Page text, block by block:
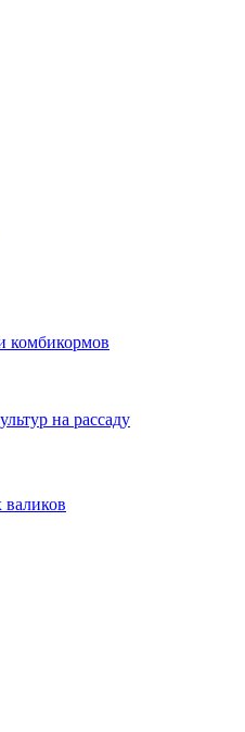
комбикормов
на рассаду